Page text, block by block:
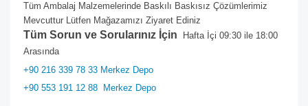
Tüm Ambalaj Malzemelerinde Baskılı Baskısız Çözümlerimiz
Mevcuttur Lütfen Mağazamızı Ziyaret Ediniz
Tüm Sorun ve Sorularınız İçin Hafta İçi 09:30 ile 18:00
Arasında
+90 216 339 78 33 Merkez Depo
+90 553 191 12 88 Merkez Depo